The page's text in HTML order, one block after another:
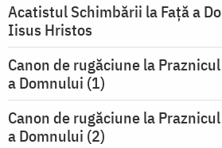
Acatistul Schimbării la Faţă a
Iisus Hristos
Canon de rugăciune la
a Domnului (1)
Canon de rugăciune la
a Domnului (2)